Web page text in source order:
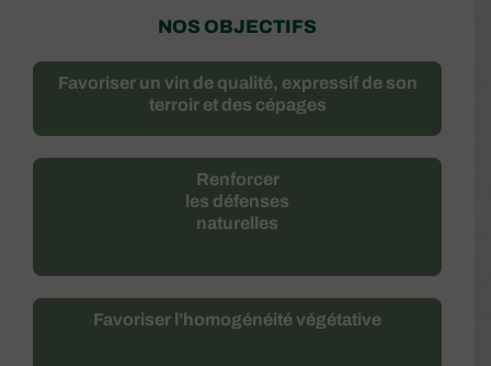
NOS OBJECTIFS
Favoriser un vin de qualité, expressif de son
terroir et des cépages
Renforcer
les défenses
naturelles
Favoriser l’homogénéité végétative